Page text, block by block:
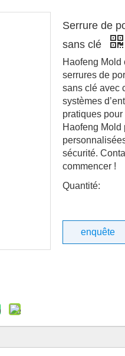
Serrure de
sans clé
Haofeng Mold
serrures de
sans clé avec
systèmes
pratiques
Haofeng Mold
sécurité.
commencer !
Quantité:
enquête